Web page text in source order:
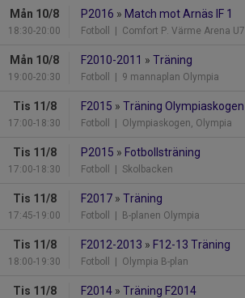
Mån 10/8
18:30-20:00
P2016 » Match mot Arnäs IF 1
Fotboll | Comfort P. Värme Arena U7
Mån 10/8
19:00-20:30
F2010-2011 » Träning
Fotboll | 9 mannaplan Olympia
Tis 11/8
17:00-18:30
F2015 » Träning Olympiaskogen
Fotboll | Olympiaskogen, Olympia
Tis 11/8
17:00-18:30
P2015 » Fotbollsträning
Fotboll | Skolbacken
Tis 11/8
17:45-19:00
F2017 » Träning
Fotboll | B-planen Olympia
Tis 11/8
18:00-19:30
F2012-2013 » F12-13 Träning
Fotboll | Olympia B-plan
Tis 11/8 F2014 » Träning F2014